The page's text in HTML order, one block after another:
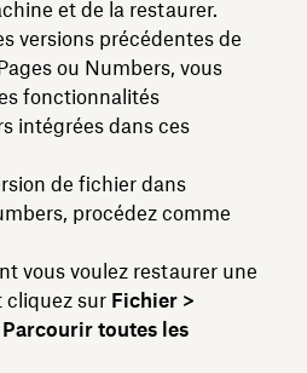
et de la restaurer.
versions précédentes de
ou Numbers, vous
fonctionnalités
intégrées dans ces
de fichier dans
procédez comme
vous voulez restaurer une
cliquez sur Fichier >
Parcourir toutes les